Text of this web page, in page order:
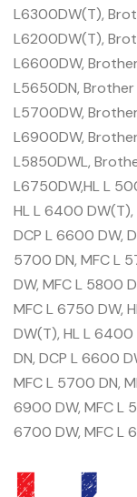
L6300DW(T),
L6200DW(T),
L6600DW,
L5650DN,
L5700DW,
L6900DW,
L5850DWL,
L6750DW,HL L
HL L 6400 DW(T),
DCP L 6600 DW,
5700 DN, MFC L
DW, MFC L 5800
MFC L 6750 DW,
DW(T), HL L
DN, DCP L 6600
MFC L 5700 DN,
6900 DW, MFC L
6700 DW, MFC L